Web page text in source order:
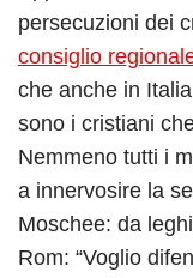
persecuzioni dei
consiglio
che anche in
sono i cristiani
Nemmeno tutti i
a innervosire la
Moschee: da
Rom: “Voglio